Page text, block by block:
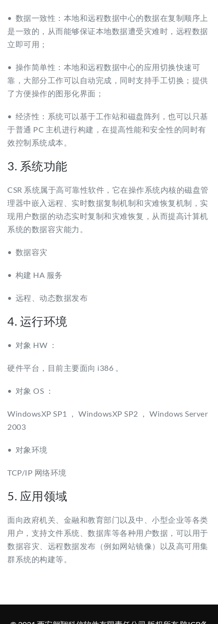
• 数据一致性：本地和远程数据中心的数据在复制顺序上
是一致的，从而能够保证本地数据遭受灾难时，远程数据
立即可用；
• 操作简单性：本地和远程数据中心的应用切换快速可
靠，大部分工作可以自动完成，同时支持手工切换；提供
了方便操作的图形化界面；
• 经济性：系统可以基于工作站和磁盘阵列，也可以只基
于普通 PC 主机进行构建，在提高性能和安全性的同时有
效控制系统成本。
3. 系统功能
CSR 系统属于高可靠性软件，它在操作系统内核的磁盘管
理器中嵌入远程、实时数据复制机制和灾难恢复机制，实
现用户数据的动态实时复制和灾难恢复，从而提高计算机
系统的数据容灾能力。
• 数据容灾
• 构建 HA 服务
• 远程、动态数据发布
4. 运行环境
• 对象 HW ：
硬件平台，目前主要面向 i386 。
• 对象 OS ：
WindowsXP SP1 ， WindowsXP SP2 ， Windows Server
2003
• 对象环境
TCP/IP 网络环境
5. 应用领域
面向政府机关、金融和教育部门以及中、小型企业等各类
用户，支持文件系统、数据库等各种用户数据，可以用于
数据容灾、远程数据发布（例如网站镜像）以及高可用集
群系统的构建等。